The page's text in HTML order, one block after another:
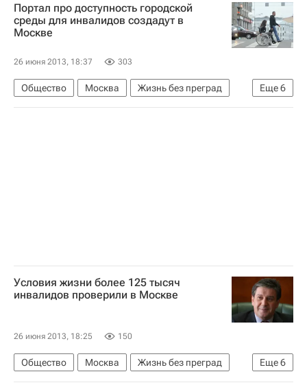
Владимир Петросян
Россия
Портал про доступность городской
среды для инвалидов создадут в
Москве
26 июня 2013, 18:37 303
Еще6
Общество Москва
Жизнь без преград
Европа
Центральный ФО
Весь мир
Условия жизни более 125 тысяч
инвалидов проверили в Москве
26 июня 2013, 18:25 150
Еще6
Общество Москва
Жизнь без преград